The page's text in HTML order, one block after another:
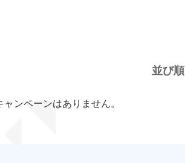
並び順
ャンペーンはありません。